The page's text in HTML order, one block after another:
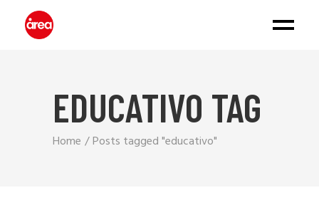
EDUCATIVO TAG
Home Posts tagged "educativo"